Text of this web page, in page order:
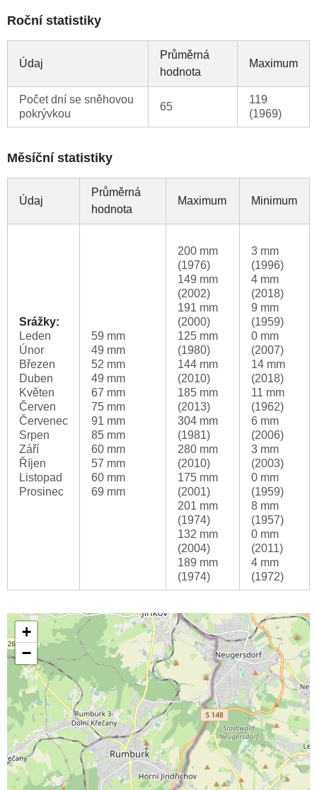
Roční statistiky
Údaj
Průměrná
hodnota
Maximum
Počet dní se sněhovou
pokrývkou
65
119
(1969)
Měsíční statistiky
Údaj
Průměrná
hodnota
Maximum Minimum
Srážky:
Leden
Únor
Březen
Duben
Květen
Červen
Červenec
Srpen
Září
Říjen
Listopad
Prosinec
59 mm
49 mm
52 mm
49 mm
67 mm
75 mm
91 mm
85 mm
60 mm
57 mm
60 mm
69 mm
200 mm
(1976)
149 mm
(2002)
191 mm
(2000)
125 mm
(1980)
144 mm
(2010)
185 mm
(2013)
304 mm
(1981)
280 mm
(2010)
175 mm
(2001)
201 mm
(1974)
132 mm
(2004)
189 mm
(1974)
3 mm
(1996)
4 mm
(2018)
9 mm
(1959)
0 mm
(2007)
14 mm
(2018)
11 mm
(1962)
6 mm
(2006)
3 mm
(2003)
0 mm
(1959)
8 mm
(1957)
0 mm
(2011)
4 mm
(1972)
+
−